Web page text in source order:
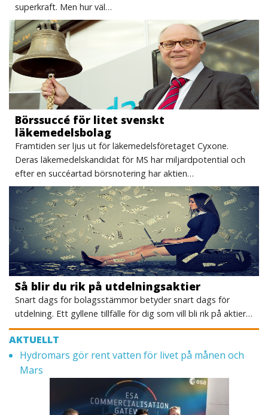
superkraft. Men hur väl…
Börssuccé för litet svenskt
läkemedelsbolag
Framtiden ser ljus ut för läkemedelsföretaget Cyxone.
Deras läkemedelskandidat för MS har miljardpotential och
efter en succéartad börsnotering har aktien…
Så blir du rik på utdelningsaktier
Snart dags för bolagsstämmor betyder snart dags för
utdelning. Ett gyllene tillfälle för dig som vill bli rik på aktier…
AKTUELLT
Hydromars gör rent vatten för livet på månen och
Mars